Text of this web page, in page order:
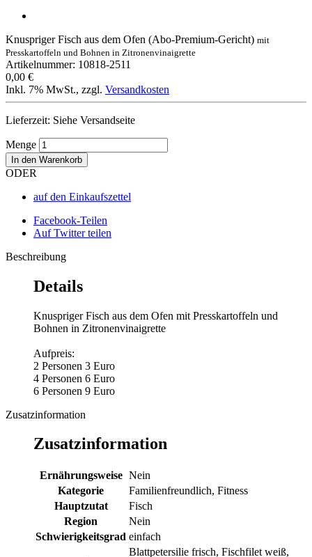
Knuspriger Fisch aus dem Ofen (Abo-Premium-Gericht) mit
Presskartoffeln und Bohnen in Zitronenvinaigrette
Artikelnummer: 10818-2511
0,00 €
Inkl. 7% MwSt., zzgl. Versandkosten
Lieferzeit: Siehe Versandseite
Menge
In den Warenkorb
ODER
auf den Einkaufszettel
Facebook-Teilen
Auf Twitter teilen
Beschreibung
Details
Knuspriger Fisch aus dem Ofen mit Presskartoffeln und
Bohnen in Zitronenvinaigrette
Aufpreis:
2 Personen 3 Euro
4 Personen 6 Euro
6 Personen 9 Euro
Zusatzinformation
Zusatzinformation
Ernährungsweise Nein
Kategorie
Familienfreundlich, Fitness
Hauptzutat
Fisch
Region
Nein
Schwierigkeitsgrad einfach
Blattpetersilie frisch, Fischfilet weiß,